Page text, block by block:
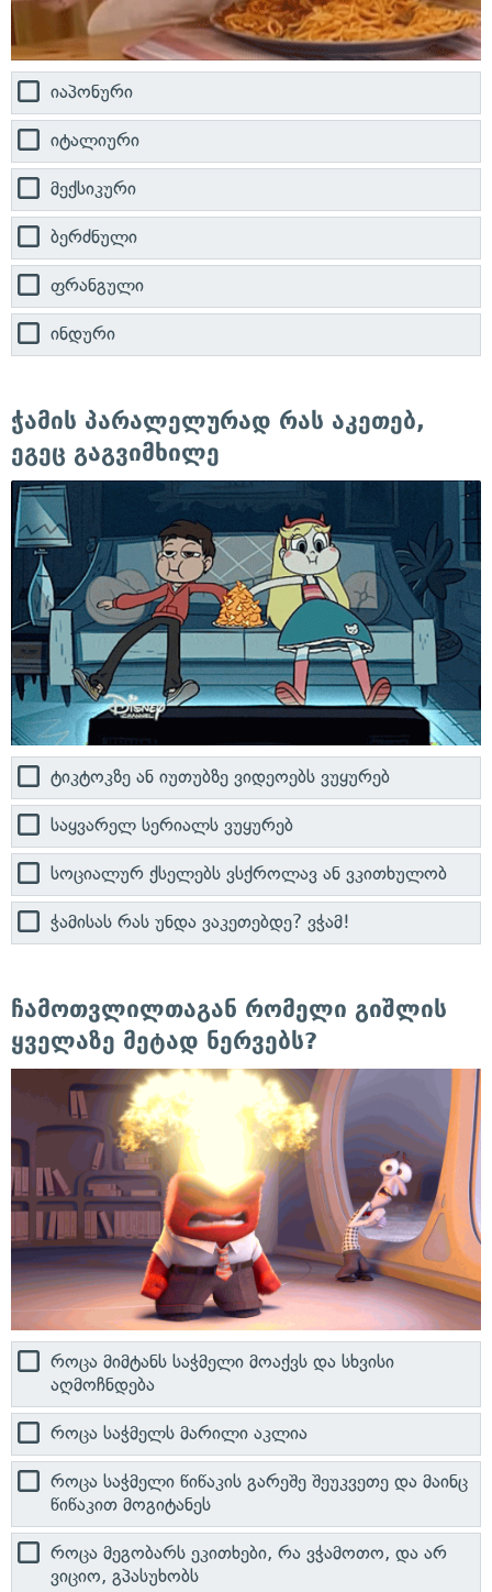
იაპონური
იტალიური
მექსიკური
ბერძნული
ფრანგული
ინდური
ჭამის პარალელურად რას აკეთებ,
ეგეც გაგვიმხილე
ტიკტოკზე ან იუთუბზე ვიდეოებს ვუყურებ
საყვარელ სერიალს ვუყურებ
სოციალურ ქსელებს ვსქროლავ ან ვკითხულობ
ჭამისას რას უნდა ვაკეთებდე? ვჭამ!
ჩამოთვლილთაგან რომელი გიშლის
ყველაზე მეტად ნერვებს?
როცა მიმტანს საჭმელი მოაქვს და სხვისი
აღმოჩნდება
როცა საჭმელს მარილი აკლია
როცა საჭმელი წიწაკის გარეშე შეუკვეთე და მაინც
წიწაკით მოგიტანეს
როცა მეგობარს ეკითხები, რა ვჭამოთო, და არ
ვიციო, გპასუხობს